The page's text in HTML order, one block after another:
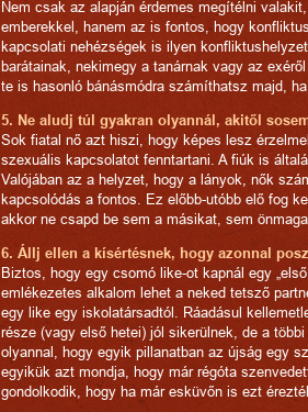
Nem csak az alapján érdemes megítélni
emberekkel, hanem az is fontos, hogy
kapcsolati nehézségek is ilyen
barátainak, nekimegy a tanárnak vagy az
te is hasonló bánásmódra számíthatsz majd,
5. Ne aludj túl gyakran olyannál, akitől
Sok fiatal nő azt hiszi, hogy képes lesz
szexuális kapcsolatot fenntartani. A fiúk is
Valójában az a helyzet, hogy a lányok, nők
kapcsolódás a fontos. Ez előbb-utóbb elő fog
akkor ne csapd be sem a másikat, sem
6. Állj ellen a kísértésnek, hogy azonnal
Biztos, hogy egy csomó like-ot kapnál egy
emlékezetes alkalom lehet a neked tetsző
egy like egy iskolatársadtól. Ráadásul
része (vagy első hetei) jól sikerülnek, de a
olyannal, hogy egyik pillanatban az újság egy
egyikük azt mondja, hogy már régóta
gondolkodik, hogy ha már esküvőn is ezt